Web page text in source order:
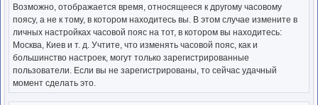
Возможно, отображается время, относящееся к другому часовому
поясу, а не к тому, в котором находитесь вы. В этом случае измените в
личных настройках часовой пояс на тот, в котором вы находитесь:
Москва, Киев и т. д. Учтите, что изменять часовой пояс, как и
большинство настроек, могут только зарегистрированные
пользователи. Если вы не зарегистрированы, то сейчас удачный
момент сделать это.